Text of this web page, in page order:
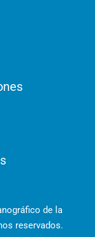
de la
reservados.